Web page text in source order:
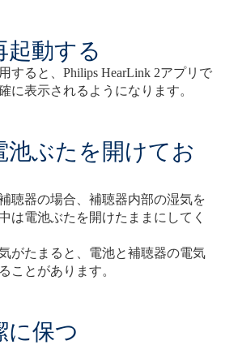
起動する
すると、Philips HearLink 2アプリで
に表示されるようになります。
池ぶたを開けてお
聴器の場合、補聴器内部の湿気を
は電池ぶたを開けたままにしてく
がたまると、電池と補聴器の電気
ことがあります。
に保つ